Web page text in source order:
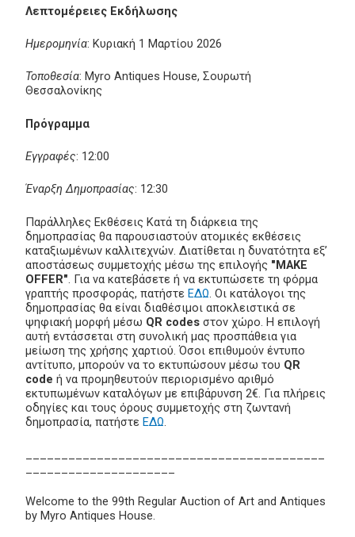
Λεπτομέρειες Εκδήλωσης
Ημερομηνία: Κυριακή 1 Μαρτίου 2026
Τοποθεσία: Myro Antiques House, Σουρωτή
Θεσσαλονίκης
Πρόγραμμα
Εγγραφές: 12:00
Έναρξη Δημοπρασίας: 12:30
Παράλληλες Εκθέσεις Κατά τη διάρκεια της
δημοπρασίας θα παρουσιαστούν ατομικές εκθέσεις
καταξιωμένων καλλιτεχνών. Διατίθεται η δυνατότητα εξ’
αποστάσεως συμμετοχής μέσω της επιλογής "MAKE
OFFER" . Για να κατεβάσετε ή να εκτυπώσετε τη φόρμα
γραπτής προσφοράς, πατήστε ΕΔΩ . Οι κατάλογοι της
δημοπρασίας θα είναι διαθέσιμοι αποκλειστικά σε
ψηφιακή μορφή μέσω QR codes στον χώρο. Η επιλογή
αυτή εντάσσεται στη συνολική μας προσπάθεια για
μείωση της χρήσης χαρτιού. Όσοι επιθυμούν έντυπο
αντίτυπο, μπορούν να το εκτυπώσουν μέσω του QR
code ή να προμηθευτούν περιορισμένο αριθμό
εκτυπωμένων καταλόγων με επιβάρυνση 2€. Για πλήρεις
οδηγίες και τους όρους συμμετοχής στη ζωντανή
δημοπρασία, πατήστε ΕΔΩ
Welcome to the 99th Regular Auction of Art and Antiques
by Myro Antiques House.